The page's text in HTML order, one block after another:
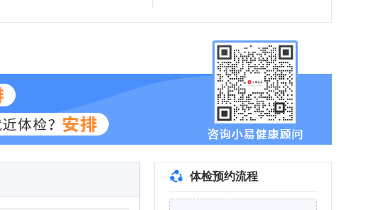
体检预约流程